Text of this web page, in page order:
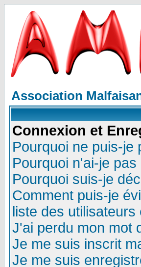
Association
Connexion et
Pourquoi ne puis-je
Pourquoi n'ai-je
Pourquoi suis-je
Comment puis-je
liste des utilisateurs
J'ai perdu mon mot
Je me suis inscrit
Je me suis